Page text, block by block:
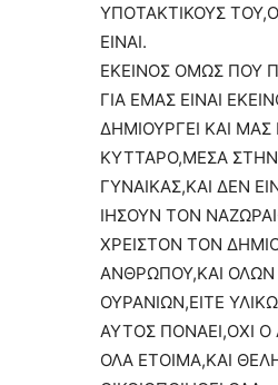
ΥΠΟΤΑΚΤΙΚΟΥΣ
ΕΙΝΑΙ.
ΕΚΕΙΝΟΣ ΟΜΩΣ ΠΟΥ
ΓΙΑ ΕΜΑΣ ΕΙΝΑΙ
ΔΗΜΙΟΥΡΓΕΙ ΚΑΙ
ΚΥΤΤΑΡΟ,ΜΕΣΑ
ΓΥΝΑΙΚΑΣ,ΚΑΙ ΔΕΝ
ΙΗΣΟΥΝ ΤΟΝ
ΧΡΕΙΣΤΟΝ ΤΟΝ
ΑΝΘΡΩΠΟΥ,ΚΑΙ
ΟΥΡΑΝΙΩΝ,ΕΙΤΕ
ΑΥΤΟΣ ΠΟΝΑΕΙ,ΟΧΙ
ΟΛΑ ΕΤΟΙΜΑ,ΚΑΙ